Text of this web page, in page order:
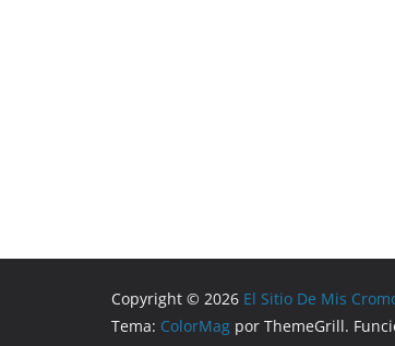
Copyright © 2026 El Sitio De Mis
Tema: ColorMag por ThemeGrill.